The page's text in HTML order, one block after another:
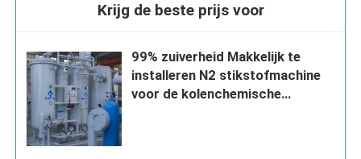
Krijg de beste prijs voor
99% zuiverheid Makkelijk te
installeren N2 stikstofmachine
voor de kolenchemische